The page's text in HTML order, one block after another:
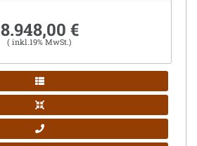
8.948,00 €
( inkl.19% MwSt.)